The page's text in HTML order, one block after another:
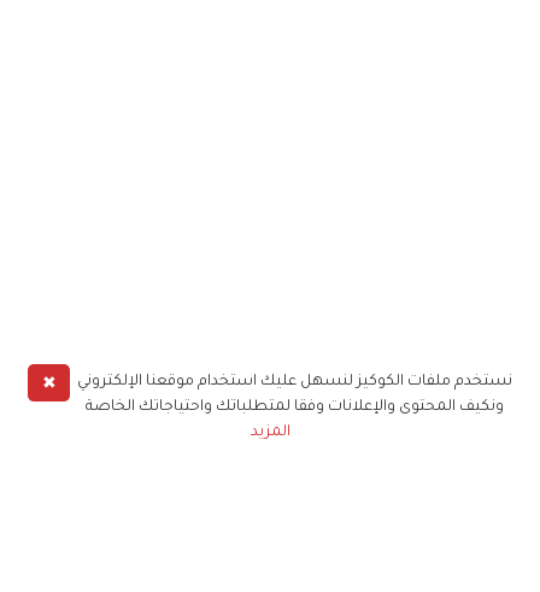
✖
نستخدم ملفات الكوكيز لنسهل عليك استخدام موقعنا الإلكتروني
ونكيف المحتوى والإعلانات وفقا لمتطلباتك واحتياجاتك الخاصة
المزيد